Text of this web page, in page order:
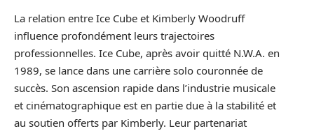
La relation entre Ice Cube et Kimberly Woodruff
influence profondément leurs trajectoires
professionnelles. Ice Cube, après avoir quitté N.W.A. en
1989, se lance dans une carrière solo couronnée de
succès. Son ascension rapide dans l’industrie musicale
et cinématographique est en partie due à la stabilité et
au soutien offerts par Kimberly. Leur partenariat